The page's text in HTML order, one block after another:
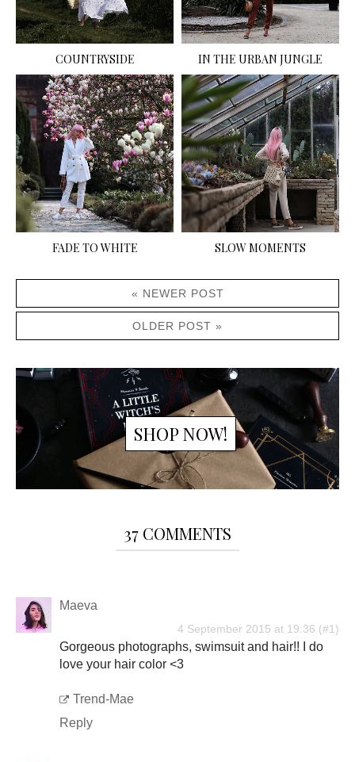
COUNTRYSIDE IN THE URBAN JUNGLE
FADE TO WHITE SLOW MOMENTS
« NEWER POST
OLDER POST »
SHOP NOW!
37 COMMENTS
Maeva
4 September 2015 at 19:36
Gorgeous photographs, swimsuit and hair!! I do
love your hair color <3
Trend-Mae
Reply